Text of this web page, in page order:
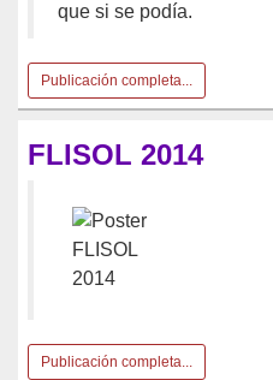
que si se podía.
Publicación completa...
FLISOL 2014
Publicación completa...